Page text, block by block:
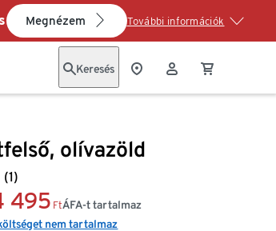
Megnézem További információk
Keresés
olívazöld
(1)
495 FtÁFA-t tartalmaz
nem tartalmaz